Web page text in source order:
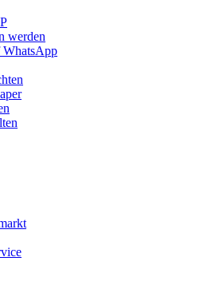
werden
WhatsApp